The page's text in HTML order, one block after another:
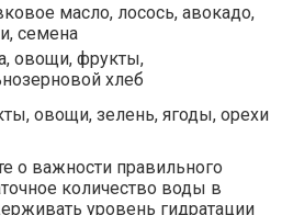
масло, лосось, авокадо,
семена
овощи, фрукты,
хлеб
овощи, зелень, ягоды, орехи
о важности правильного
количество воды в
уровень гидратации